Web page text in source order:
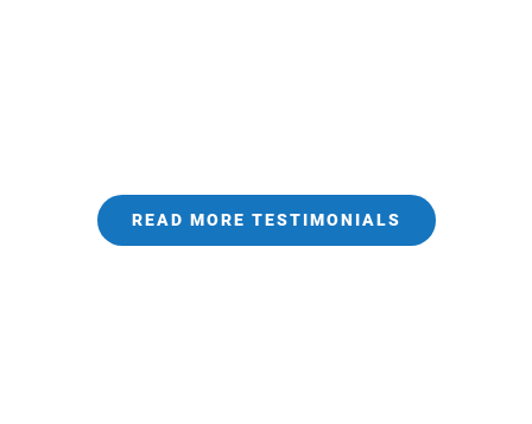
READ MORE TESTIMONIALS